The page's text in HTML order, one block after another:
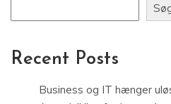
Recent Posts
Business og IT hænger